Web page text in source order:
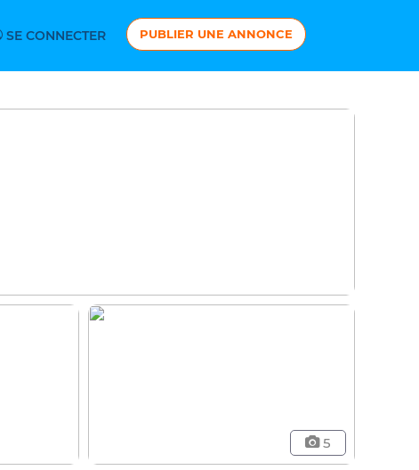
SE CONNECTER PUBLIER UNE ANNONCE
5